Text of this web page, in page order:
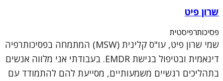
שרון פיט
פסיכותרפיסטית
שמי שרון פיט, עו"ס קלינית (MSW) המתמחה בפסיכותרפיה
דינאמית ובטיפול בגישת EMDR. בעבודתי אני מלווה אנשים
בתהליכים רגשיים משמעותיים, מסייעת להם להתמודד עם